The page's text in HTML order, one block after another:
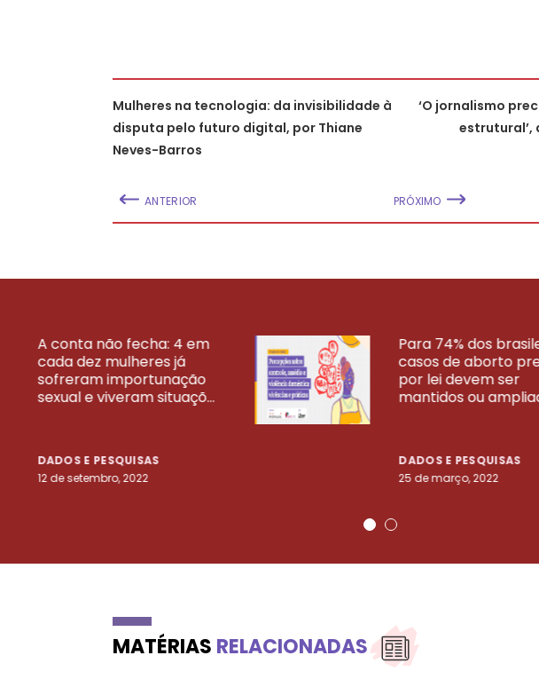
Mulheres na tecnologia: da invisibilidade à
disputa pelo futuro digital, por Thiane
Neves-Barros
ANTERIOR
‘O jornalismo
estrutural’,
PRÓXIMO
A conta não fecha: 4 em
cada dez mulheres já
sofreram importunação
sexual e viveram situaçõ...
DADOS E PESQUISAS
12 de setembro, 2022
Para 74% dos
casos de aborto
por lei devem ser
mantidos ou
DADOS E PESQUISAS
25 de março, 2022
VEJA MAIS PESQUISAS
MATÉRIAS RELACIONADAS